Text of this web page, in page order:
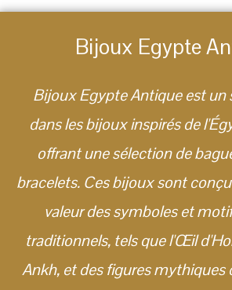
Bijoux Egypte
Bijoux Egypte Antique est un
dans les bijoux inspirés de
offrant une sélection de
bracelets. Ces bijoux sont
valeur des symboles et
traditionnels, tels que l'Œil
Ankh, et des figures